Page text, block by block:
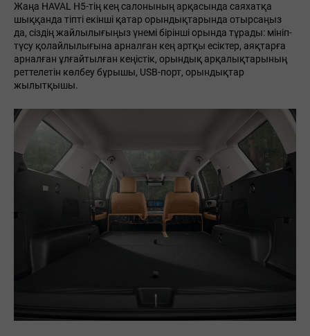
Жаңа HAVAL H5-тің кең салонының арқасында саяхатқа
шыққанда тіпті екінші қатар орындықтарында отырсаңыз
да, сіздің жайлылығыңыз үнемі бірінші орында тұрады: мініп-
түсу қолайлылығына арналған кең артқы есіктер, аяқтарға
арналған ұлғайтылған кеңістік, орындық арқалықтарының
реттелетін көлбеу бұрышы, USB-порт, орындықтар
жылытқышы.